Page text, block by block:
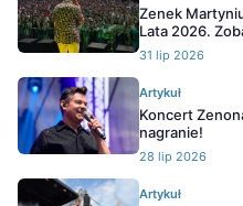
Zenek
Lata 2026.
31 lip 2026
Artykuł
Koncert
nagranie!
28 lip 2026
Artykuł